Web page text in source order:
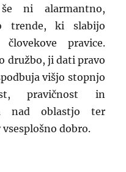
ni alarmantno,
trende, ki slabijo
pravice.
družbo, ji dati pravo
višjo stopnjo
pravičnost in
nad oblastjo ter
dobro.
v Evropi res slabo